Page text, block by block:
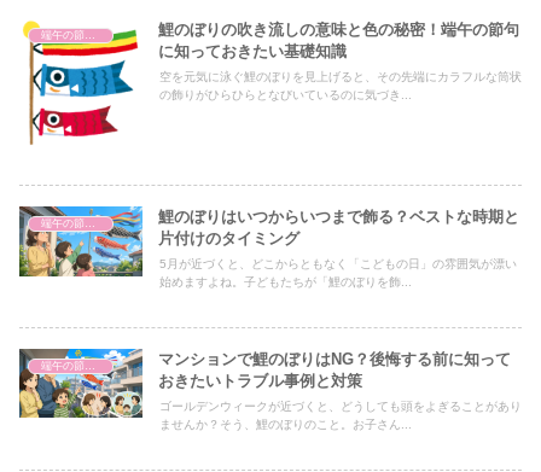
端午の節句・こどもの日
鯉のぼりの吹き流しの意味と色の秘密！端午の節句
に知っておきたい基礎知識
空を元気に泳ぐ鯉のぼりを見上げると、その先端にカラフルな筒状
の飾りがひらひらとなびいているのに気づき...
鯉のぼりはいつからいつまで飾る？ベストな時期と
片付けのタイミング
5月が近づくと、どこからともなく「こどもの日」の雰囲気が漂い
始めますよね。子どもたちが「鯉のぼりを飾...
マンションで鯉のぼりはNG？後悔する前に知って
おきたいトラブル事例と対策
ゴールデンウィークが近づくと、どうしても頭をよぎることがあり
ませんか？そう、鯉のぼりのこと。お子さん...